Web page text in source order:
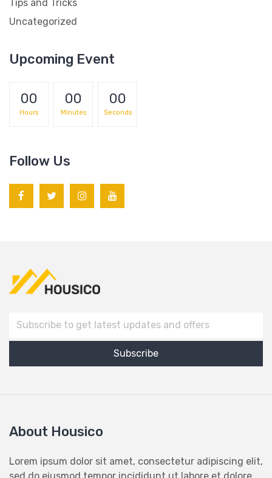
Uncategorized
Upcoming Event
00
Hours
00
Minutes
00
Seconds
Follow Us
About Housico
Lorem ipsum dolor sit amet, consectetur adipiscing elit,
sed do eiusmod tempor incididunt ut labore et dolore